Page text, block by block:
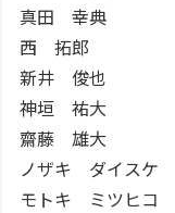
真田 幸典
西 拓郎
新井 俊也
神垣 祐大
齋藤 雄大
ノザキ ダイスケ
モトキ ミツヒコ